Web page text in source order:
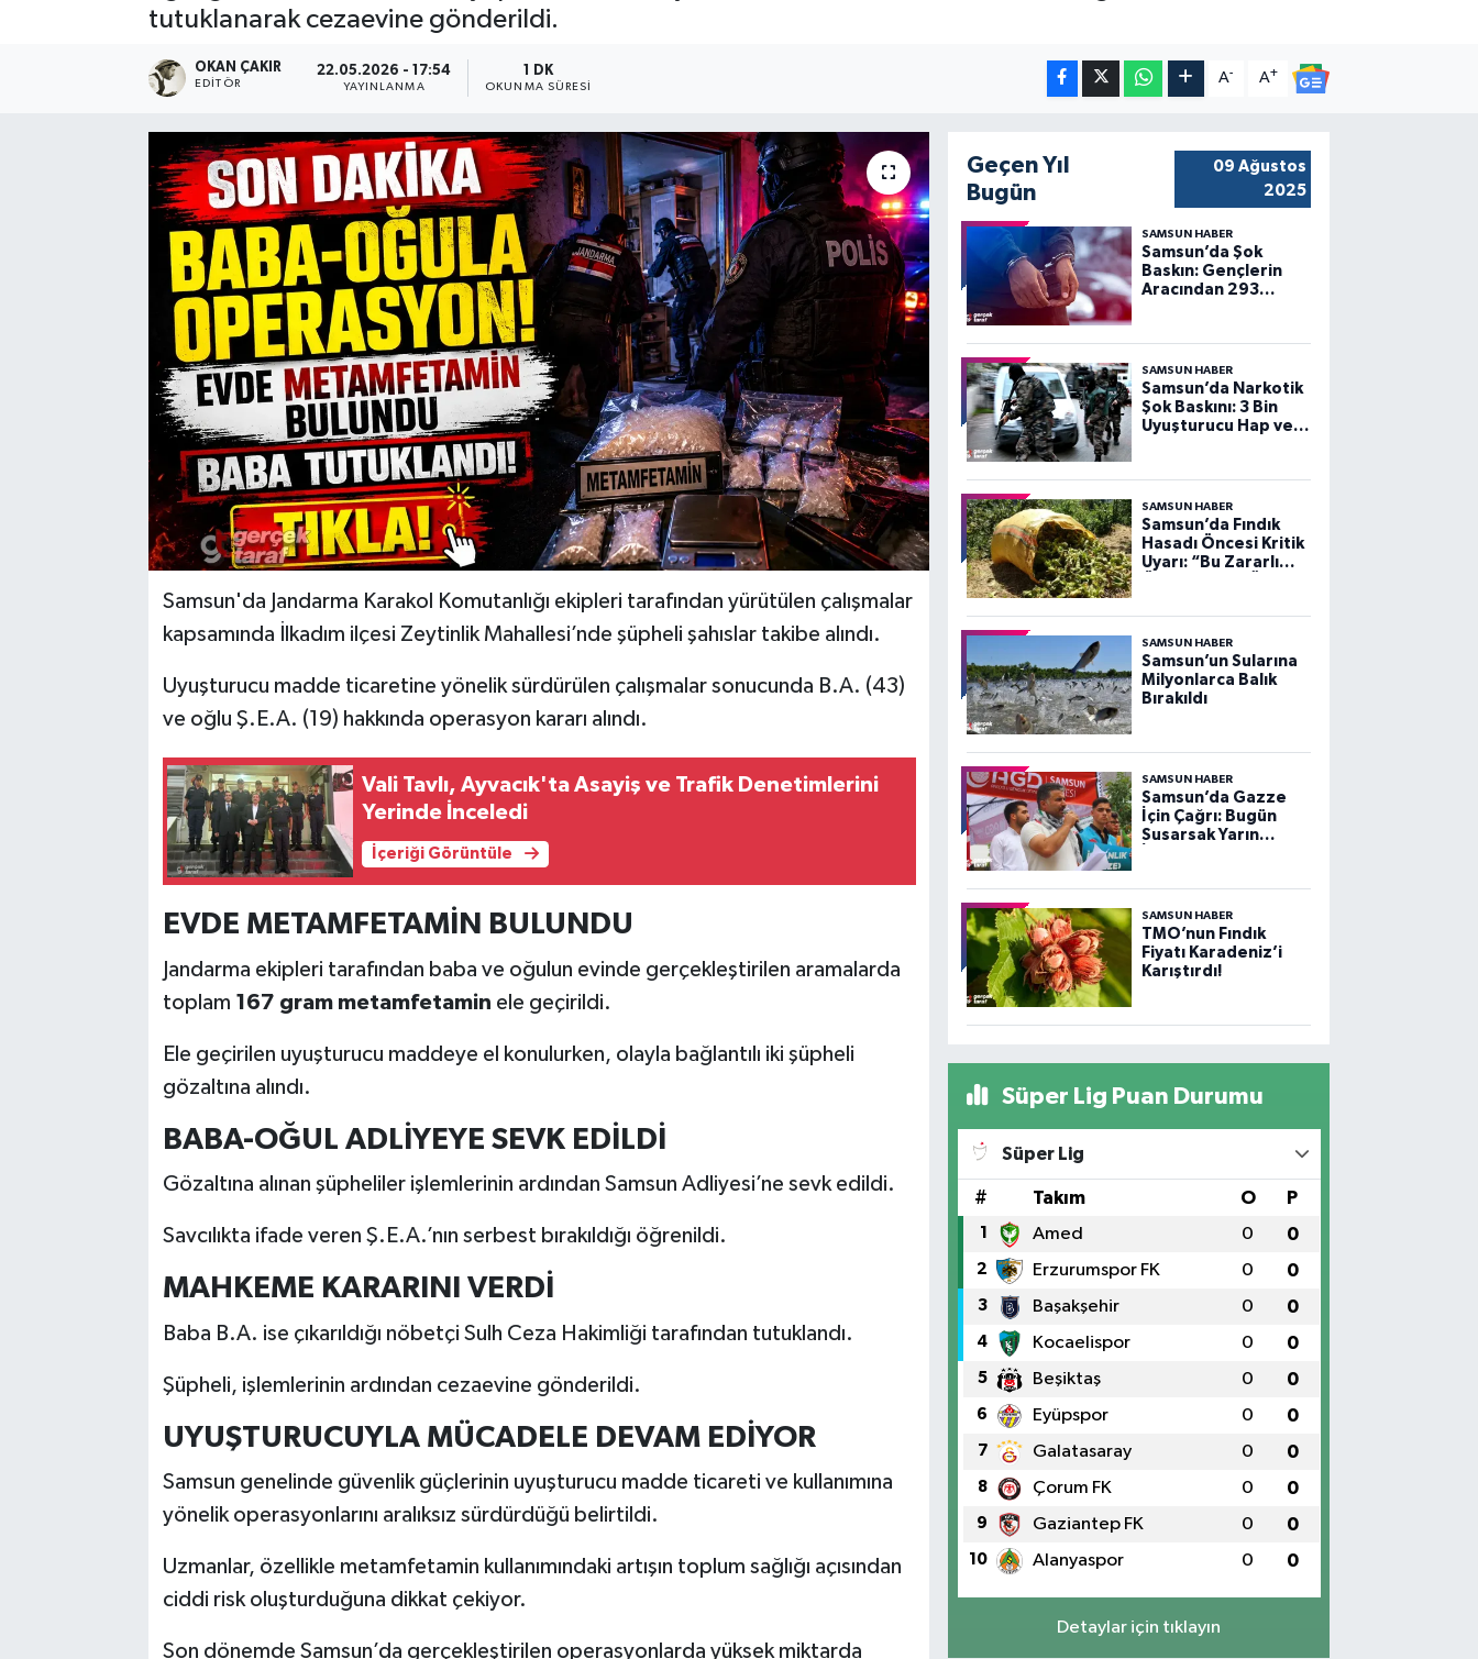
tutuklanarak cezaevine gönderildi.
OKAN ÇAKIR
EDITÖR
22.05.2026 - 17:54
YAYINLANMA
1 DK
OKUNMA SÜRESI
A- A+
Samsun'da Jandarma Karakol Komutanlığı ekipleri tarafından yürütülen çalışmalar
kapsamında İlkadım ilçesi Zeytinlik Mahallesi’nde şüpheli şahıslar takibe alındı.
Uyuşturucu madde ticaretine yönelik sürdürülen çalışmalar sonucunda B.A. (43)
ve oğlu Ş.E.A. (19) hakkında operasyon kararı alındı.
Vali Tavlı, Ayvacık'ta Asayiş ve Trafik Denetimlerini
Yerinde İnceledi
İçeriği Görüntüle
EVDE METAMFETAMİN BULUNDU
Jandarma ekipleri tarafından baba ve oğulun evinde gerçekleştirilen aramalarda
toplam 167 gram metamfetamin ele geçirildi.
Ele geçirilen uyuşturucu maddeye el konulurken, olayla bağlantılı iki şüpheli
gözaltına alındı.
BABA-OĞUL ADLİYEYE SEVK EDİLDİ
Gözaltına alınan şüpheliler işlemlerinin ardından Samsun Adliyesi’ne sevk edildi.
Savcılıkta ifade veren Ş.E.A.’nın serbest bırakıldığı öğrenildi.
MAHKEME KARARINI VERDİ
Baba B.A. ise çıkarıldığı nöbetçi Sulh Ceza Hakimliği tarafından tutuklandı.
Şüpheli, işlemlerinin ardından cezaevine gönderildi.
UYUŞTURUCUYLA MÜCADELE DEVAM EDİYOR
Samsun genelinde güvenlik güçlerinin uyuşturucu madde ticareti ve kullanımına
yönelik operasyonlarını aralıksız sürdürdüğü belirtildi.
Uzmanlar, özellikle metamfetamin kullanımındaki artışın toplum sağlığı açısından
ciddi risk oluşturduğuna dikkat çekiyor.
Son dönemde Samsun’da gerçekleştirilen operasyonlarda yüksek miktarda
Geçen Yıl
Bugün
09 Ağustos
2025
SAMSUN HABER
Samsun’da Şok
Baskın: Gençlerin
Aracından 293
SAMSUN HABER
Samsun’da Narkotik
Şok Baskını: 3 Bin
Uyuşturucu Hap ve
SAMSUN HABER
Samsun’da Fındık
Hasadı Öncesi Kritik
Uyarı: “Bu Zararlı
SAMSUN HABER
Samsun’un Sularına
Milyonlarca Balık
Bırakıldı
SAMSUN HABER
Samsun’da Gazze
İçin Çağrı: Bugün
Susarsak Yarın
SAMSUN HABER
TMO’nun Fındık
Fiyatı Karadeniz’i
Karıştırdı!
Süper Lig Puan Durumu
Süper Lig
# Takım O P
1 Amed 0 0
2 Erzurumspor FK 0 0
3 Başakşehir 0 0
4 Kocaelispor 0 0
5 Beşiktaş 0 0
6 Eyüpspor 0 0
7 Galatasaray 0 0
8 Çorum FK 0 0
9 Gaziantep FK 0 0
10 Alanyaspor 0 0
Detaylar için tıklayın